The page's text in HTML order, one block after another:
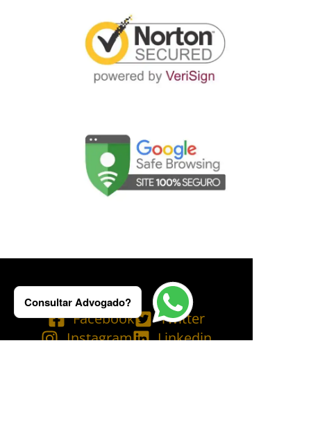
Facebook
Twitter
Instagram
Linkedin
Consultar Advogado?